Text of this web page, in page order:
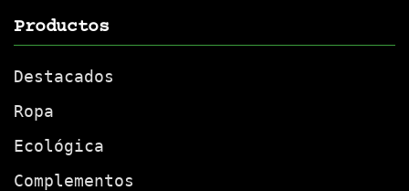
Productos
Destacados
Ropa
Ecológica
Complementos